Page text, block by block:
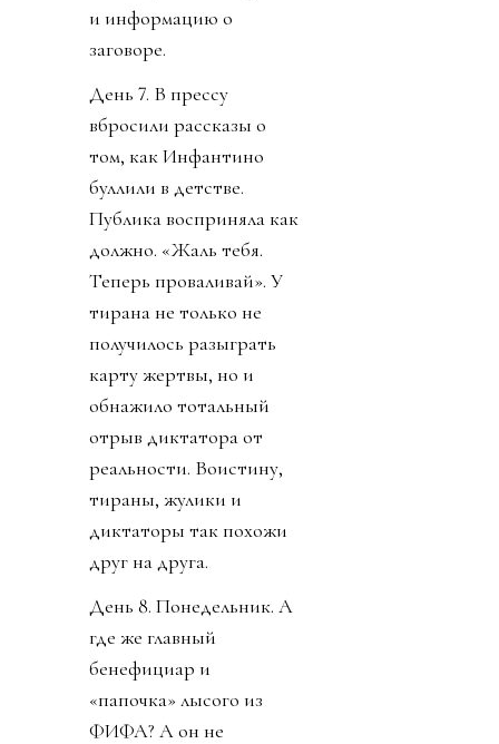
и информацию о
заговоре.
День 7. В прессу
вбросили рассказы о
том, как Инфантино
буллили в детстве.
Публика восприняла как
должно. «Жаль тебя.
Теперь проваливай». У
тирана не только не
получилось разыграть
карту жертвы, но и
обнажило тотальный
отрыв диктатора от
реальности. Воистину,
тираны, жулики и
диктаторы так похожи
друг на друга.
День 8. Понедельник. А
где же главный
бенефициар и
«папочка» лысого из
ФИФА? А он не